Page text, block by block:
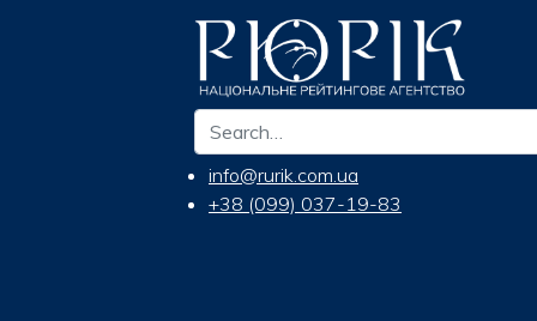
info@rurik.com.ua
+38 (099) 037-19-83